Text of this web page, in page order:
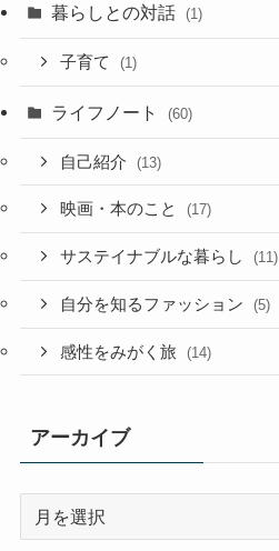
暮らしとの対話 (1)
子育て (1)
ライフノート (60)
自己紹介 (13)
映画・本のこと (17)
サステイナブルな暮らし (11)
自分を知るファッション (5)
感性をみがく旅 (14)
アーカイブ